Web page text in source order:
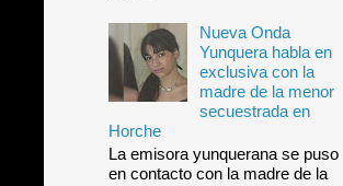
Nueva Onda
Yunquera habla en
exclusiva con la
madre de la menor
secuestrada en
Horche
La emisora yunquerana se puso
en contacto con la madre de la